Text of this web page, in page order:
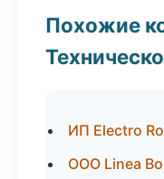
Похожие
ИП Electro
ООО Linea